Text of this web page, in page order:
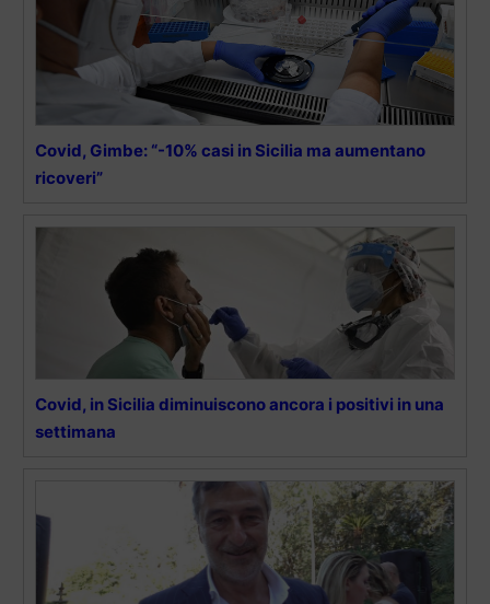
Covid, Gimbe: “-10% casi in Sicilia ma aumentano
ricoveri”
Covid, in Sicilia diminuiscono ancora i positivi in una
settimana